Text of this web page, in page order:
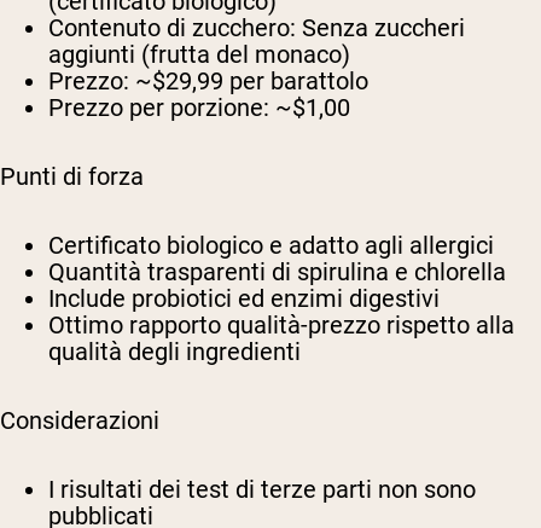
Contenuto di zucchero: Senza zuccheri
aggiunti (frutta del monaco)
Prezzo: ~$29,99 per barattolo
Prezzo per porzione: ~$1,00
Punti di forza
Certificato biologico e adatto agli allergici
Quantità trasparenti di spirulina e chlorella
Include probiotici ed enzimi digestivi
Ottimo rapporto qualità-prezzo rispetto alla
qualità degli ingredienti
Considerazioni
I risultati dei test di terze parti non sono
pubblicati